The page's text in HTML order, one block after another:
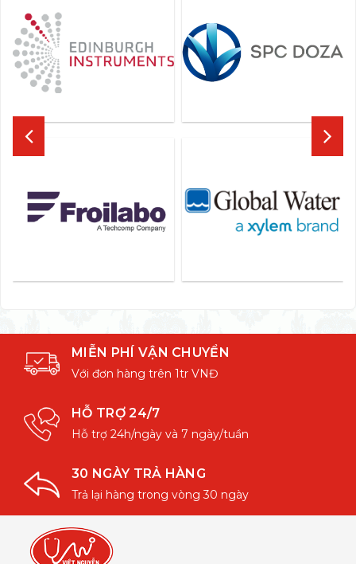
MIỄN PHÍ VẬN CHUYỂN
Với đơn hàng trên 1tr VNĐ
HỖ TRỢ 24/7
Hỗ trợ 24h/ngày và 7 ngày/tuần
30 NGÀY TRẢ HÀNG
Trả lại hàng trong vòng 30 ngày